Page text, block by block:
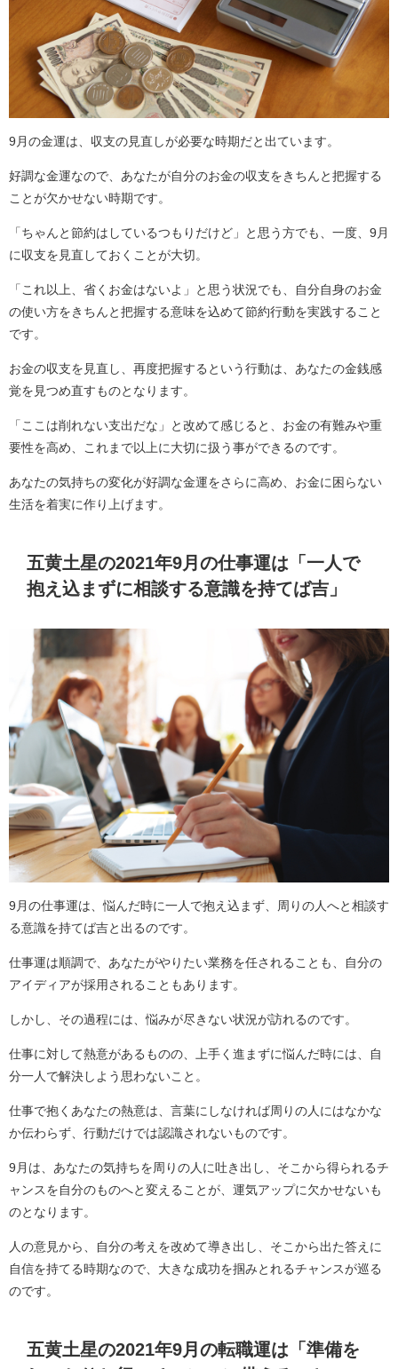
9月の金運は、収支の見直しが必要な時期だと出ています。
好調な金運なので、あなたが自分のお金の収支をきちんと把握する
ことが欠かせない時期です。
「ちゃんと節約はしているつもりだけど」と思う方でも、一度、9月
に収支を見直しておくことが大切。
「これ以上、省くお金はないよ」と思う状況でも、自分自身のお金
の使い方をきちんと把握する意味を込めて節約行動を実践すること
です。
お金の収支を見直し、再度把握するという行動は、あなたの金銭感
覚を見つめ直すものとなります。
「ここは削れない支出だな」と改めて感じると、お金の有難みや重
要性を高め、これまで以上に大切に扱う事ができるのです。
あなたの気持ちの変化が好調な金運をさらに高め、お金に困らない
生活を着実に作り上げます。
五黄土星の2021年9月の仕事運は「一人で
抱え込まずに相談する意識を持てば吉」
9月の仕事運は、悩んだ時に一人で抱え込まず、周りの人へと相談す
る意識を持てば吉と出るのです。
仕事運は順調で、あなたがやりたい業務を任されることも、自分の
アイディアが採用されることもあります。
しかし、その過程には、悩みが尽きない状況が訪れるのです。
仕事に対して熱意があるものの、上手く進まずに悩んだ時には、自
分一人で解決しよう思わないこと。
仕事で抱くあなたの熱意は、言葉にしなければ周りの人にはなかな
か伝わらず、行動だけでは認識されないものです。
9月は、あなたの気持ちを周りの人に吐き出し、そこから得られるチ
ャンスを自分のものへと変えることが、運気アップに欠かせないも
のとなります。
人の意見から、自分の考えを改めて導き出し、そこから出た答えに
自信を持てる時期なので、大きな成功を掴みとれるチャンスが巡る
のです。
五黄土星の2021年9月の転職運は「準備を